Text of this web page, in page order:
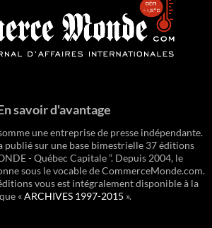
savoir d'avantage
une entreprise de presse indépendante.
publié sur une base bimestrielle 37 éditions
- Québec Capitale ”. Depuis 2004, le
sous le vocable de CommerceMonde.com.
vous est intégralement disponible à la
«ARCHIVES 1997-2015 ».